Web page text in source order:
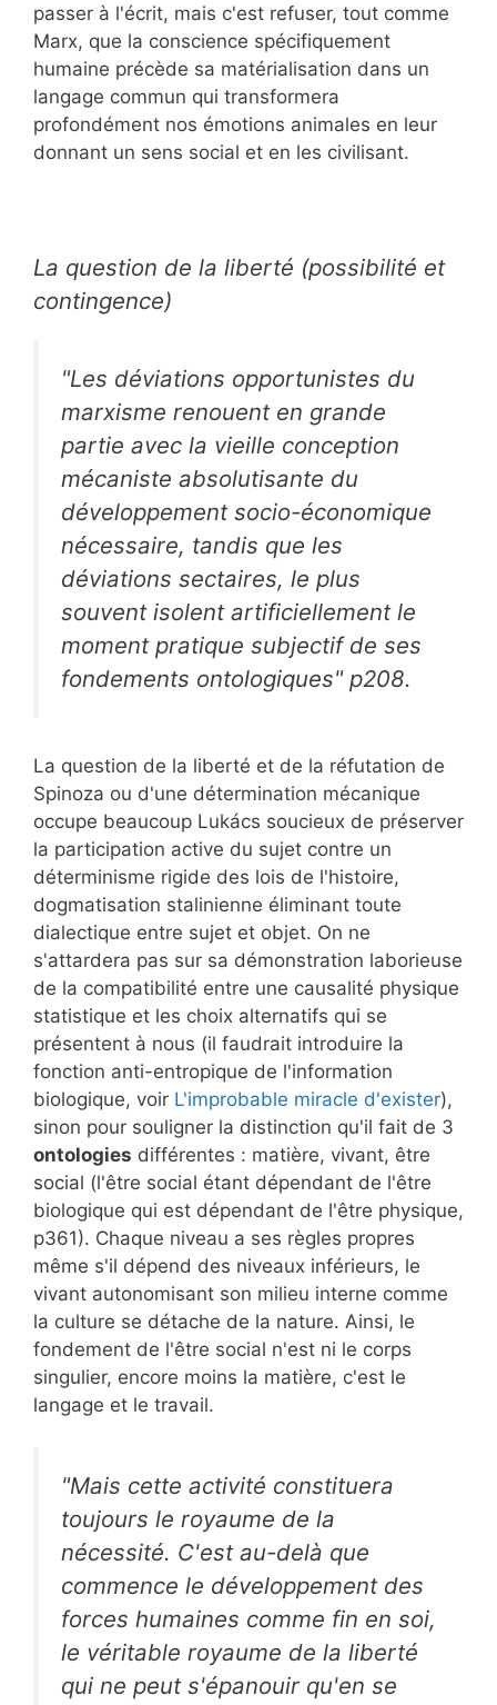
passer à l'écrit, mais c'est refuser, tout comme
Marx, que la conscience spécifiquement
humaine précède sa matérialisation dans un
langage commun qui transformera
profondément nos émotions animales en leur
donnant un sens social et en les civilisant.
La question de la liberté (possibilité et
contingence)
"Les déviations opportunistes du
marxisme renouent en grande
partie avec la vieille conception
mécaniste absolutisante du
développement socio-économique
nécessaire, tandis que les
déviations sectaires, le plus
souvent isolent artificiellement le
moment pratique subjectif de ses
fondements ontologiques" p208.
La question de la liberté et de la réfutation de
Spinoza ou d'une détermination mécanique
occupe beaucoup Lukács soucieux de préserver
la participation active du sujet contre un
déterminisme rigide des lois de l'histoire,
dogmatisation stalinienne éliminant toute
dialectique entre sujet et objet. On ne
s'attardera pas sur sa démonstration laborieuse
de la compatibilité entre une causalité physique
statistique et les choix alternatifs qui se
présentent à nous (il faudrait introduire la
fonction anti-entropique de l'information
biologique, voir L'improbable miracle d'exister),
sinon pour souligner la distinction qu'il fait de 3
ontologies différentes : matière, vivant, être
social (l'être social étant dépendant de l'être
biologique qui est dépendant de l'être physique,
p361). Chaque niveau a ses règles propres
même s'il dépend des niveaux inférieurs, le
vivant autonomisant son milieu interne comme
la culture se détache de la nature. Ainsi, le
fondement de l'être social n'est ni le corps
singulier, encore moins la matière, c'est le
langage et le travail.
"Mais cette activité constituera
toujours le royaume de la
nécessité. C'est au-delà que
commence le développement des
forces humaines comme fin en soi,
le véritable royaume de la liberté
qui ne peut s'épanouir qu'en se